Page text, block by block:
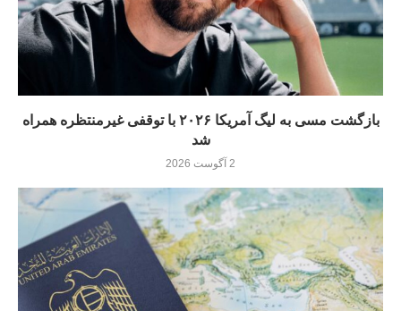
بازگشت مسی به لیگ آمریکا ۲۰۲۶ با توقفی غیرمنتظره همراه
شد
2 آگوست 2026